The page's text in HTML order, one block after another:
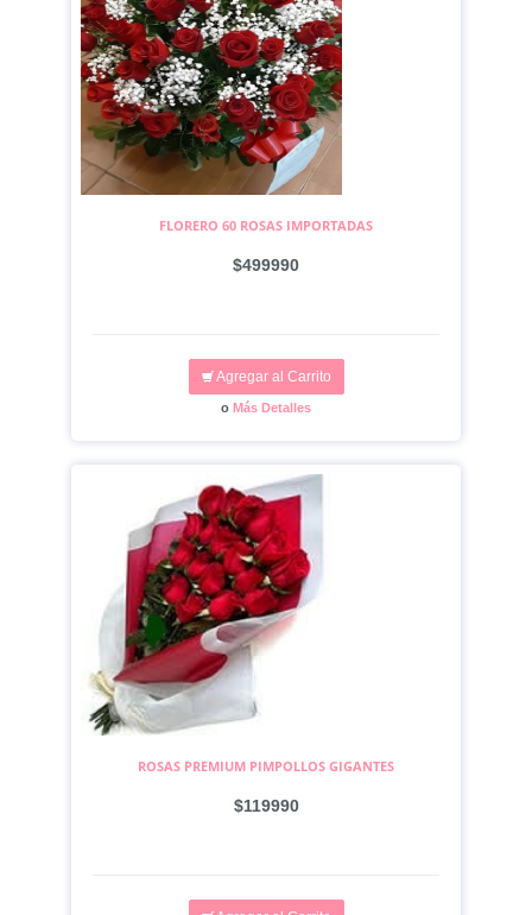
FLORERO 60 ROSAS IMPORTADAS
$499990
Agregar al Carrito
o Más Detalles
ROSAS PREMIUM PIMPOLLOS GIGANTES
$119990